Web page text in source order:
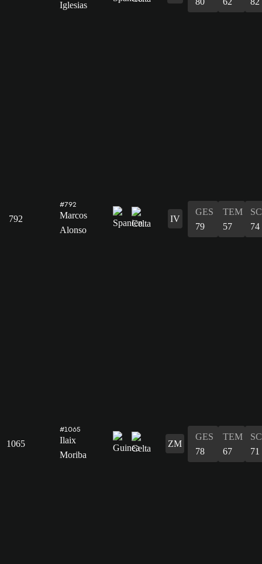
Iglesias
792
#792
Marcos
Alonso
IV
GES
79
TEM
57
74
1065
#1065
Ilaix
Moriba
ZM
GES
78
TEM
67
71